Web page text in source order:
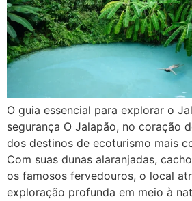
O guia essencial para explorar o
segurança O Jalapão, no coração
dos destinos de ecoturismo mais
Com suas dunas alaranjadas,
os famosos fervedouros, o local
exploração profunda em meio à